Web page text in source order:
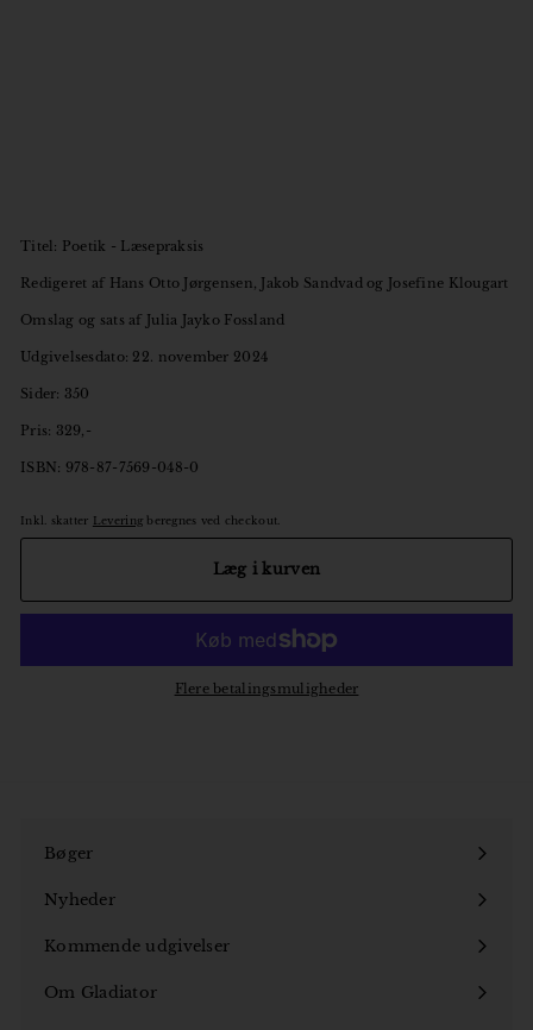
Titel: Poetik - Læsepraksis
Redigeret af Hans Otto Jørgensen, Jakob Sandvad og Josefine Klougart
Omslag og sats af Julia Jayko Fossland
Udgivelsesdato: 22. november 2024
Sider: 350
Pris: 329,-
ISBN: 978-87-7569-048-0
Inkl. skatter Levering beregnes ved checkout.
Læg i kurven
Flere betalingsmuligheder
Bøger
Åbn
Nyheder
Kommende udgivelser
Om Gladiator
Åbn